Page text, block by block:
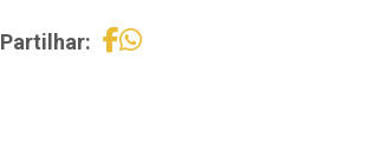
Partilhar: